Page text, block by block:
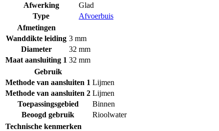
Afwerking
Glad
Type
Afvoerbuis
Afmetingen
Wanddikte leiding 3 mm
Diameter
32 mm
Maat aansluiting 1 32 mm
Gebruik
Methode van aansluiten 1 Lijmen
Methode van aansluiten 2 Lijmen
Toepassingsgebied
Binnen
Beoogd gebruik
Rioolwater
Technische kenmerken